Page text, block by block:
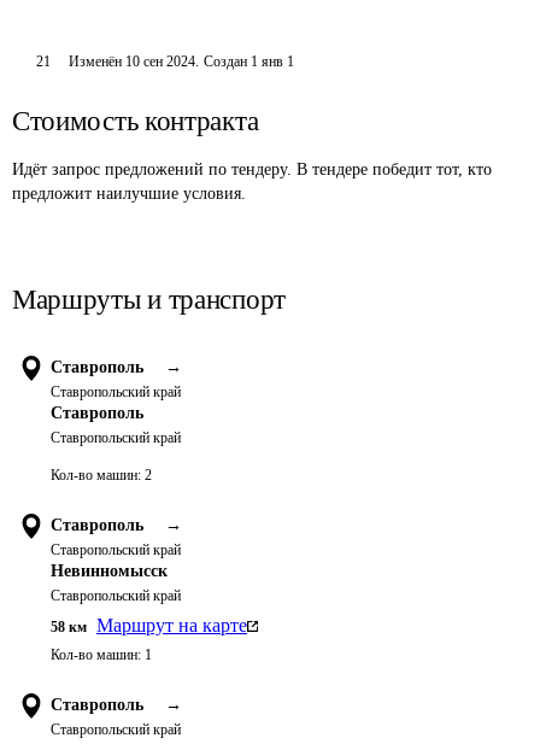
21 Изменён 10 сен 2024. Создан 1 янв 1
Стоимость контракта
Идёт запрос предложений по тендеру. В тендере победит тот, кто
предложит наилучшие условия.
Маршруты и транспорт
Ставрополь →
Ставропольский край
Ставрополь
Ставропольский край
Кол-во машин: 2
Ставрополь →
Ставропольский край
Невинномысск
Ставропольский край
58 км Маршрут на карте
Кол-во машин: 1
Ставрополь →
Ставропольский край